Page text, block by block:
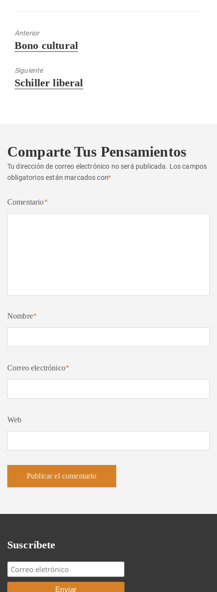
Anterior
Entrada
Bono cultural
Siguiente
Entrada
Schiller liberal
Comparte Tus Pensamientos
Tu dirección de correo electrónico no será publicada. Los campos
obligatorios están marcados con*
Comentario*
Nombre*
Correo electrónico*
Web
Suscríbete